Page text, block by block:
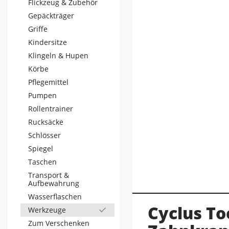
Flickzeug & Zubehör
Gepäckträger
Griffe
Kindersitze
Klingeln & Hupen
Körbe
Pflegemittel
Pumpen
Rollentrainer
Rucksäcke
Schlösser
Spiegel
Taschen
Transport &
Aufbewahrung
Wasserflaschen
Werkzeuge
Zum Verschenken
Cyclus